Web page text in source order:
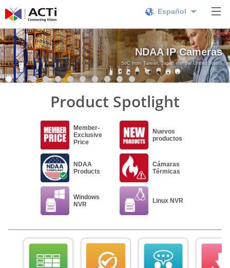
Español
NDAA IP Cameras
SoC from Taiwan, Japan and the United States
Product Spotlight
Member-
Exclusive
Price
Nuevos
productos
NDAA
Products
Cámaras
Térmicas
Windows
NVR
Linux NVR